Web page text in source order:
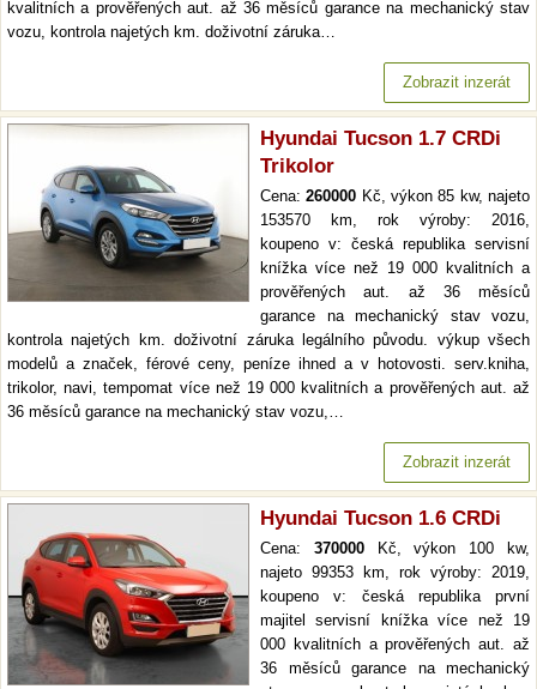
kvalitních a prověřených aut. až 36 měsíců garance na mechanický stav
vozu, kontrola najetých km. doživotní záruka…
Zobrazit inzerát
Hyundai Tucson 1.7 CRDi
Trikolor
Cena:260000 Kč, výkon 85 kw, najeto
153570 km, rok výroby: 2016,
koupeno v: česká republika servisní
knížka více než 19 000 kvalitních a
prověřených aut. až 36 měsíců
garance na mechanický stav vozu,
kontrola najetých km. doživotní záruka legálního původu. výkup všech
modelů a značek, férové ceny, peníze ihned a v hotovosti. serv.kniha,
trikolor, navi, tempomat více než 19 000 kvalitních a prověřených aut. až
36 měsíců garance na mechanický stav vozu,…
Zobrazit inzerát
Hyundai Tucson 1.6 CRDi
Cena: 370000Kč, výkon 100 kw,
najeto 99353 km, rok výroby: 2019,
koupeno v: česká republika první
majitel servisní knížka více než 19
000 kvalitních a prověřených aut. až
36 měsíců garance na mechanický